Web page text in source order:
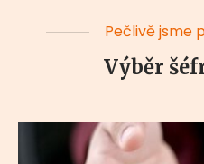
Pečlivě jsme
Výběr